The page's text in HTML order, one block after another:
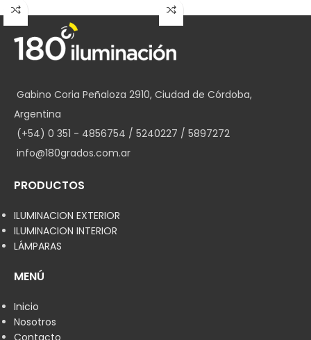
Gabino Coria Peñaloza 2910, Ciudad de Córdoba,
Argentina
(+54) 0 351 - 4856754 / 5240227 / 5897272
info@180grados.com.ar
PRODUCTOS
ILUMINACION EXTERIOR
ILUMINACION INTERIOR
LÁMPARAS
MENÚ
Inicio
Nosotros
Contacto